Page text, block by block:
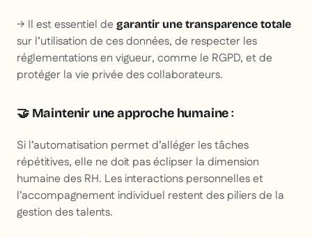
→ Il est essentiel de garantir une transparence totale
sur l’utilisation de ces données, de respecter les
réglementations en vigueur, comme le RGPD, et de
protéger la vie privée des collaborateurs.
🤝 Maintenir une approche humaine:
Si l’automatisation permet d’alléger les tâches
répétitives, elle ne doit pas éclipser la dimension
humaine des RH. Les interactions personnelles et
l’accompagnement individuel restent des piliers de la
gestion des talents.